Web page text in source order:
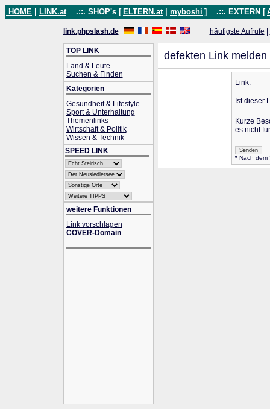
HOME LINK.at .::. SHOP's [ ELTERN.at myboshi ] .::. EXTERN [
link.phpslash.de häufigste Aufrufe
TOP LINK
Land & Leute
Suchen & Finden
Kategorien
Gesundheit & Lifestyle
Sport & Unterhaltung
Themenlinks
Wirtschaft & Politik
Wissen & Technik
SPEED LINK
weitere Funktionen
Link vorschlagen
COVER-Domain
defekten Link melden
Link:
Ist dieser
Kurze
es nicht
*Nach dem